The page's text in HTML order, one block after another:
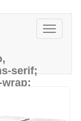
T
o
serif;
電爐